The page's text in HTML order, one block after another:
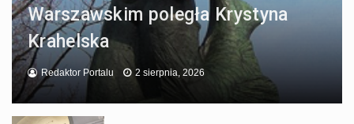
Warszawskim poległa Krystyna
Krahelska
Redaktor Portalu 2 sierpnia, 2026